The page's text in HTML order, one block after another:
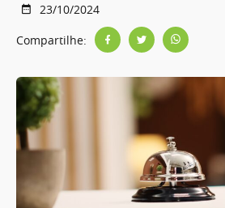
23/10/2024
Compartilhe: